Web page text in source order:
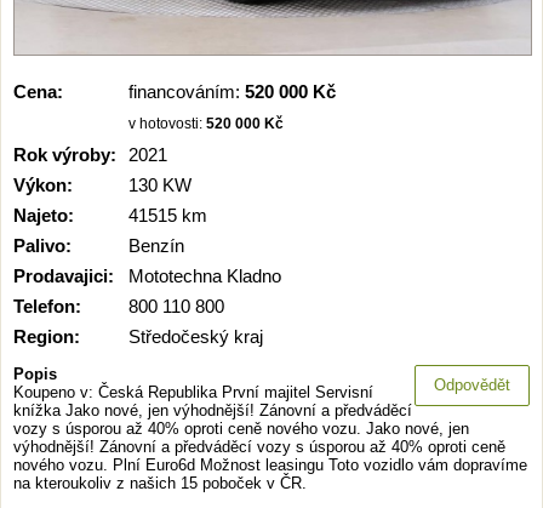
Cena: financováním: 520 000 Kč
v hotovosti: 520 000 Kč
Rok výroby:
2021
Výkon:
130 KW
Najeto:
41515 km
Palivo:
Benzín
Prodavajici:
Mototechna Kladno
Telefon:
800 110 800
Region:
Středočeský kraj
Odpovědět
Popis
Koupeno v: Česká Republika První majitel Servisní
knížka Jako nové, jen výhodnější! Zánovní a předváděcí
vozy s úsporou až 40% oproti ceně nového vozu. Jako nové, jen
výhodnější! Zánovní a předváděcí vozy s úsporou až 40% oproti ceně
nového vozu. Plní Euro6d Možnost leasingu Toto vozidlo vám dopravíme
na kteroukoliv z našich 15 poboček v ČR.